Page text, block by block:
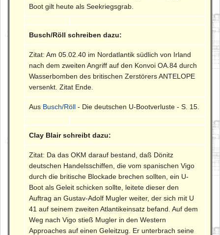
Boot gilt heute als Seekriegsgrab.
Busch/Röll schreiben dazu:
Zitat: Am 05.02.40 im Nordatlantik südlich von Irland
nach dem zweiten Angriff auf den Konvoi OA.84 durch
Wasserbomben des britischen Zerstörers ANTELOPE
versenkt. Zitat Ende.
Aus Busch/Röll - Die deutschen U-Bootverluste - S. 15.
Clay Blair schreibt dazu:
Zitat: Da das OKM darauf bestand, daß Dönitz
deutschen Handelsschiffen, die vom spanischen Vigo
durch die britische Blockade brechen sollten, ein U-
Boot als Geleit schicken sollte, leitete dieser den
Auftrag an Gustav-Adolf Mugler weiter, der sich mit U
41 auf seinem zweiten Atlantikeinsatz befand. Auf dem
Weg nach Vigo stieß Mugler in den Western
Approaches auf einen Geleitzug. Er unterbrach seine